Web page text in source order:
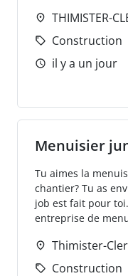
THIMISTER-
Construction
il y a un jour
Menuisier
Tu aimes la
chantier? Tu as
job est fait pour
entreprise de
Thimister-
Construction